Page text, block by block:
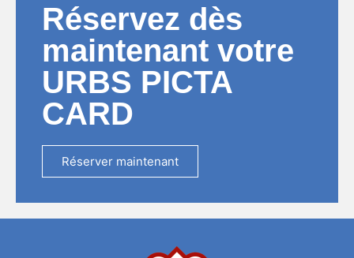
Réservez dès
maintenant votre
URBS PICTA
CARD
Réserver maintenant